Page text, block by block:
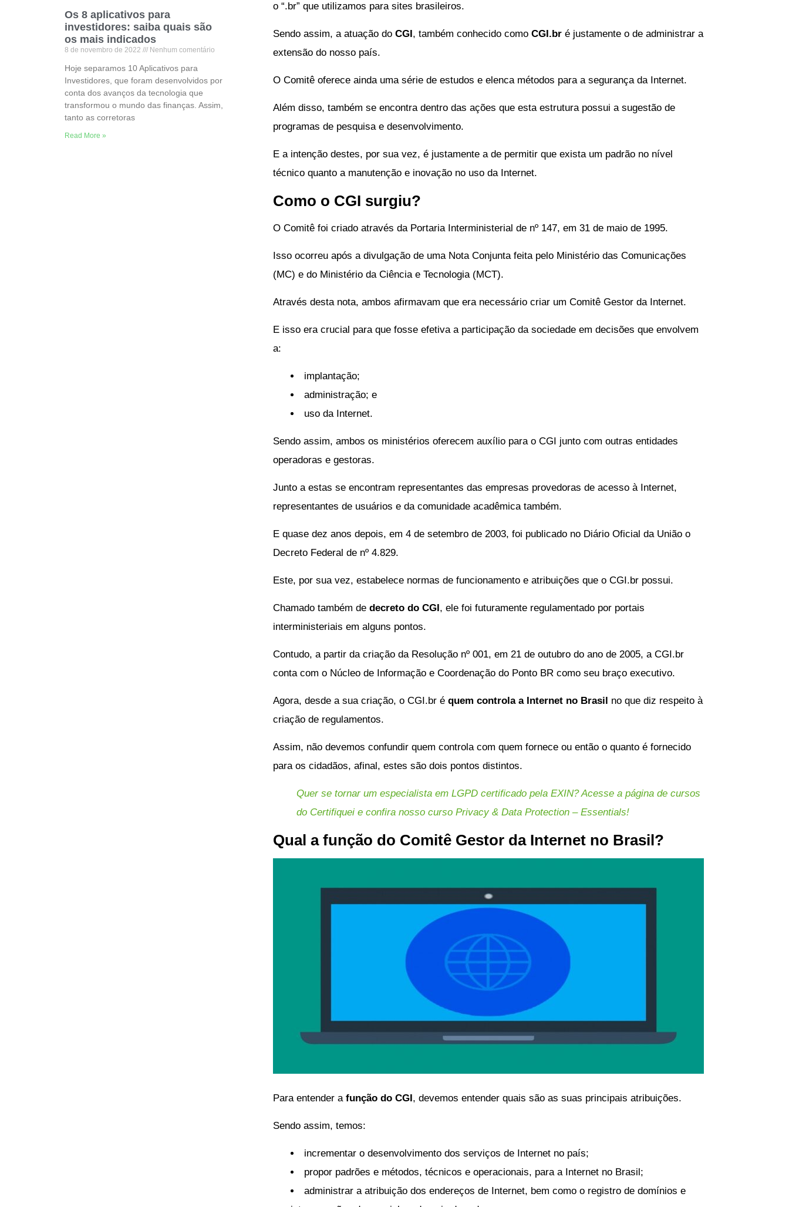
Os 8 aplicativos para
investidores: saiba quais são
os mais indicados
8 de novembro de 2022 Nenhum comentário
Hoje separamos 10 Aplicativos para
Investidores, que foram desenvolvidos por
conta dos avanços da tecnologia que
transformou o mundo das finanças. Assim,
tanto as corretoras
Read More »
o “.br” que utilizamos para sites brasileiros.
Sendo assim, a atuação do CGI, também conhecido como CGI.br é justamente o de administrar a
extensão do nosso país.
O Comitê oferece ainda uma série de estudos e elenca métodos para a segurança da Internet.
Além disso, também se encontra dentro das ações que esta estrutura possui a sugestão de
programas de pesquisa e desenvolvimento.
E a intenção destes, por sua vez, é justamente a de permitir que exista um padrão no nível
técnico quanto a manutenção e inovação no uso da Internet.
Como o CGI surgiu?
O Comitê foi criado através da Portaria Interministerial de nº 147, em 31 de maio de 1995.
Isso ocorreu após a divulgação de uma Nota Conjunta feita pelo Ministério das Comunicações
(MC) e do Ministério da Ciência e Tecnologia (MCT).
Através desta nota, ambos afirmavam que era necessário criar um Comitê Gestor da Internet.
E isso era crucial para que fosse efetiva a participação da sociedade em decisões que envolvem
a:
implantação;
administração; e
uso da Internet.
Sendo assim, ambos os ministérios oferecem auxílio para o CGI junto com outras entidades
operadoras e gestoras.
Junto a estas se encontram representantes das empresas provedoras de acesso à Internet,
representantes de usuários e da comunidade acadêmica também.
E quase dez anos depois, em 4 de setembro de 2003, foi publicado no Diário Oficial da União o
Decreto Federal de nº 4.829.
Este, por sua vez, estabelece normas de funcionamento e atribuições que o CGI.br possui.
Chamado também de decreto do CGI, ele foi futuramente regulamentado por portais
interministeriais em alguns pontos.
Contudo, a partir da criação da Resolução nº 001, em 21 de outubro do ano de 2005, a CGI.br
conta com o Núcleo de Informação e Coordenação do Ponto BR como seu braço executivo.
Agora, desde a sua criação, o CGI.br é quem controla a Internet no Brasil no que diz respeito à
criação de regulamentos.
Assim, não devemos confundir quem controla com quem fornece ou então o quanto é fornecido
para os cidadãos, afinal, estes são dois pontos distintos.
Quer se tornar um especialista em LGPD certificado pela EXIN? Acesse a página de cursos
do Certifiquei e confira nosso curso Privacy & Data Protection – Essentials!
Qual a função do Comitê Gestor da Internet no Brasil?
Para entender a função do CGI, devemos entender quais são as suas principais atribuições.
Sendo assim, temos:
incrementar o desenvolvimento dos serviços de Internet no país;
propor padrões e métodos, técnicos e operacionais, para a Internet no Brasil;
administrar a atribuição dos endereços de Internet, bem como o registro de domínios e